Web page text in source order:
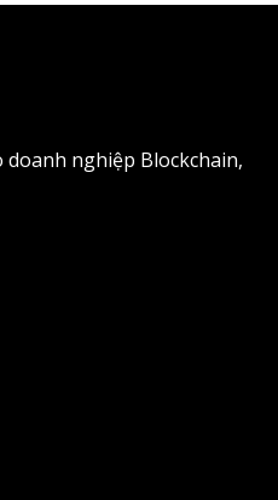
nghiệp Blockchain,